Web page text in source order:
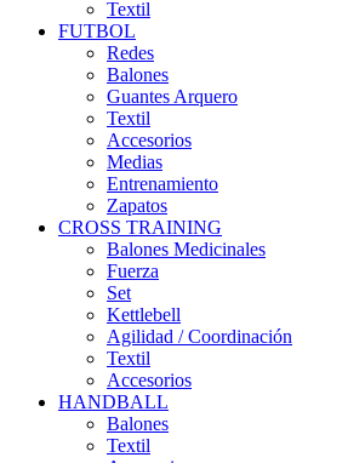
Textil
FUTBOL
Redes
Balones
Guantes Arquero
Textil
Accesorios
Medias
Entrenamiento
Zapatos
CROSS TRAINING
Balones Medicinales
Fuerza
Set
Kettlebell
Agilidad / Coordinación
Textil
Accesorios
HANDBALL
Balones
Textil